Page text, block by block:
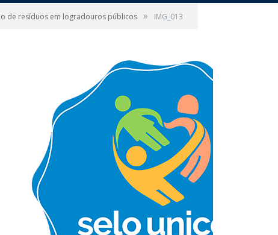
de resíduos em logradouros públicos » IMG_013